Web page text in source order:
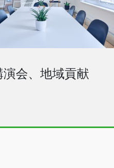
演会、地域貢献